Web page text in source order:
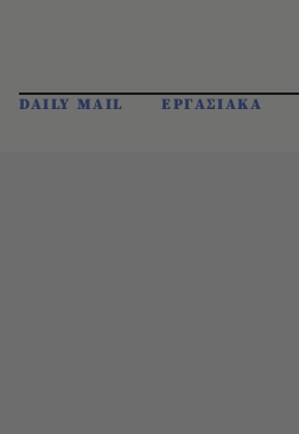
DAILY MAIL ΕΡΓΑΣΙΑΚΑ